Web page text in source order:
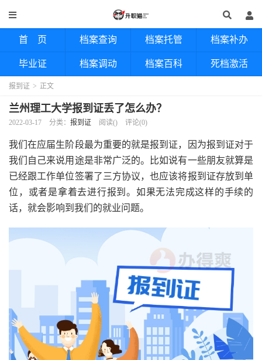
首 页 档案查询 档案托管 档案补办
毕业证 档案调动 档案百科 死档激活
报到证 > 正文
兰州理工大学报到证丢了怎么办？
2022-03-17 分类： 报到证 阅读() 评论(0)
我们在应届生阶段最为重要的就是报到证，因为报到证对于
我们自己来说用途是非常广泛的。比如说有一些朋友就算是
已经跟工作单位签署了三方协议，也应该将报到证存放到单
位，或者是拿着去进行报到。如果无法完成这样的手续的
话，就会影响到我们的就业问题。